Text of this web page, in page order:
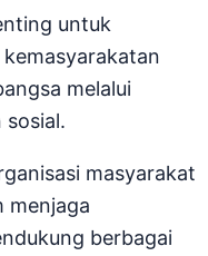
untuk
melalui
masyarakat
menjaga
berbagai